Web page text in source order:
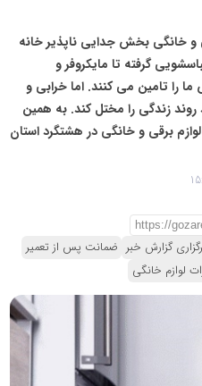
و خانگی بخش جدایی ناپذیر خانه
گرفته تا مایکروفر و
ما را تامین می کنند. اما خرابی و
زندگی را مختل کند. به همین
برقی و خانگی در هشتگرد استان
گزارش خبر ضمانت پس از تعمیر
لوازم خانگی